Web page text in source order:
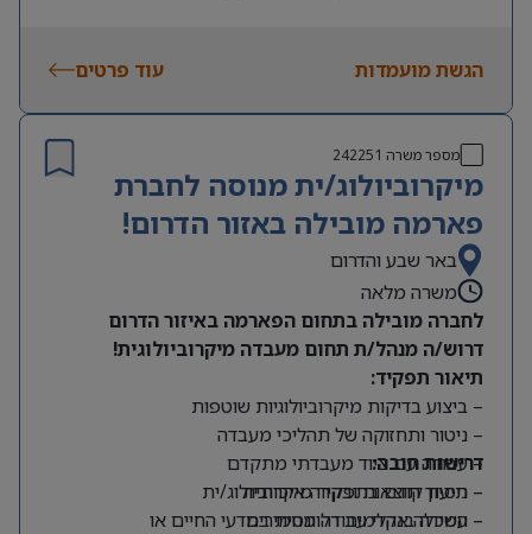
🅿️ חניה חינם לעובדים.
הגשת מועמדות עוד פרטים
מספר משרה 242251
מיקרוביולוג/ית מנוסה לחברת
פארמה מובילה באזור הדרום!
באר שבע והדרום
משרה מלאה
לחברה מובילה בתחום הפארמה באיזור הדרום
דרוש/ה מנהל/ת תחום מעבדה מיקרוביולוגית!
תיאור תפקיד:
– ביצוע בדיקות מיקרוביולוגיות שוטפות
– ניטור ותחזוקה של תהליכי מעבדה
– עבודה עם ציוד מעבדתי מתקדם
– תיעוד תוצאות ובקרה איכותית
– עמידה בנהלי עבודה מחמירים
דרישות חובה:
– ניסיון קודם בתפקיד מיקרוביולוג/ית
– השכלה אקדמית רלוונטית במדעי החיים או